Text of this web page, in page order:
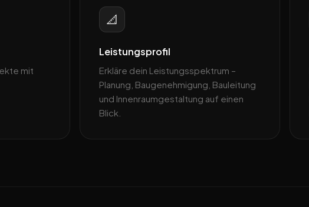
mit
📐
Leistungsprofil
Erkläre dein Leistungsspektrum –
Planung, Baugenehmigung, Bauleitung
und Innenraumgestaltung auf einen
Blick.